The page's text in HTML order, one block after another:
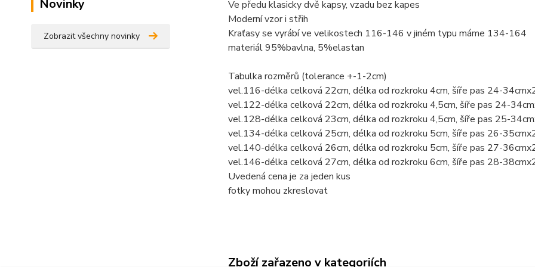
Novinky
Zobrazit všechny novinky
Ve předu klasicky dvě kapsy, vzadu bez kapes
Moderní vzor i střih
Kraťasy se vyrábí ve velikostech 116-146 v jiném typu máme 134-164
materiál 95%bavlna, 5%elastan
Tabulka rozměrů (tolerance +-1-2cm)
vel.116-délka celková 22cm, délka od rozkroku 4cm, šíře pas 24-
vel.122-délka celková 22cm, délka od rozkroku 4,5cm, šíře pas 24-
vel.128-délka celková 23cm, délka od rozkroku 4,5cm, šíře pas 25-
vel.134-délka celková 25cm, délka od rozkroku 5cm, šíře pas 26-
vel.140-délka celková 26cm, délka od rozkroku 5cm, šíře pas 27-
vel.146-délka celková 27cm, délka od rozkroku 6cm, šíře pas 28-
Uvedená cena je za jeden kus
fotky mohou zkreslovat
Zboží zařazeno v kategoriích